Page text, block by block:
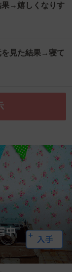
果→嬉しくなりす
を見た結果→寝て